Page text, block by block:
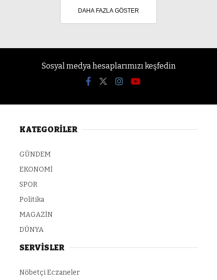
DAHA FAZLA GÖSTER
Sosyal medya hesaplarımızı keşfedin
KATEGORİLER
GÜNDEM
EKONOMİ
SPOR
Politika
MAGAZİN
DÜNYA
SERVİSLER
Nöbetçi Eczaneler